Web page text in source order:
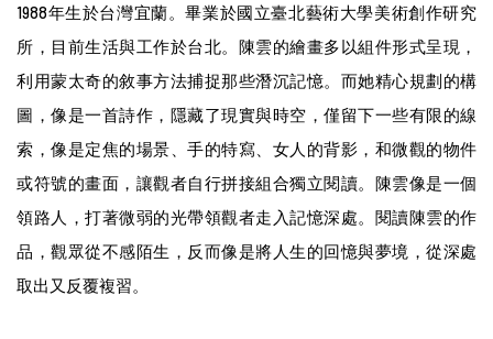
1988年生於台灣宜蘭。畢業於國立臺北藝術⼤學美術創作研究
所，目前生活與工作於台北。陳雲的繪畫多以組件形式呈現，
利用蒙太奇的敘事方法捕捉那些潛沉記憶。而她精心規劃的構
圖，像是一首詩作，隱藏了現實與時空，僅留下一些有限的線
索，像是定焦的場景、手的特寫、女人的背影，和微觀的物件
或符號的畫面，讓觀者自行拼接組合獨立閱讀。陳雲像是一個
領路人，打著微弱的光帶領觀者走入記憶深處。閱讀陳雲的作
品，觀眾從不感陌生，反而像是將人生的回憶與夢境，從深處
取出又反覆複習。